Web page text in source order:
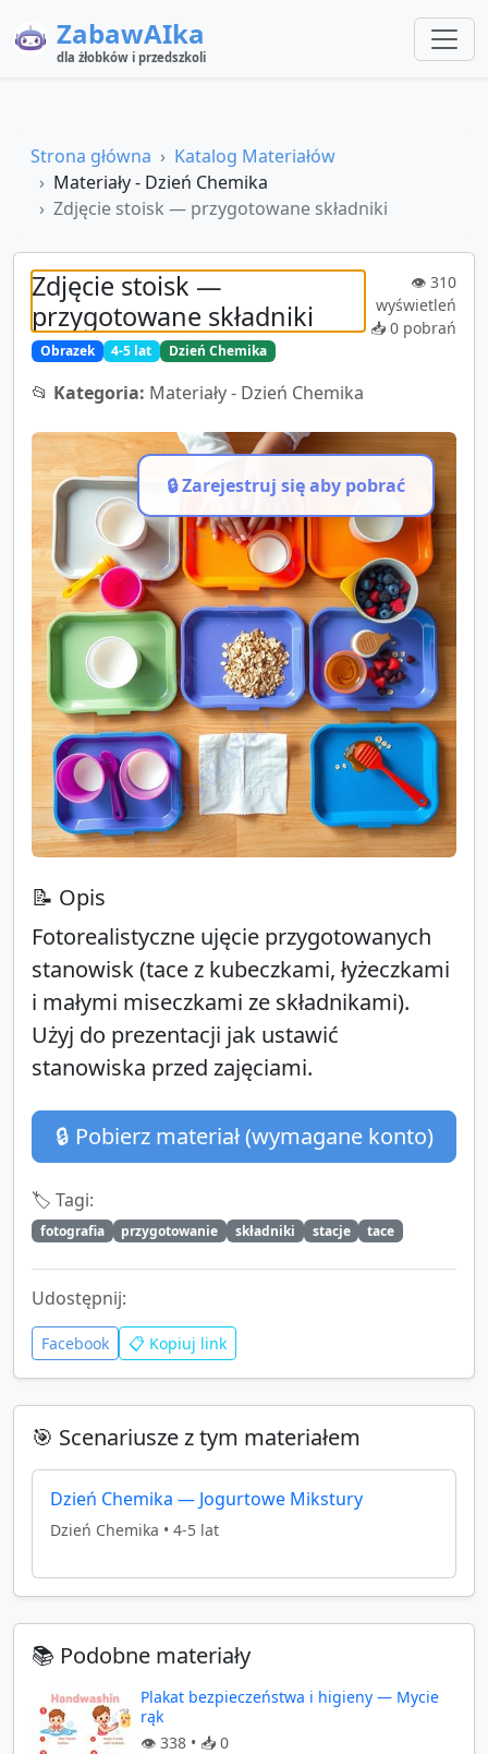
ZabawAIka
dla żłobków i przedszkoli
Strona główna
Katalog Materiałów
Materiały - Dzień Chemika
Zdjęcie stoisk — przygotowane składniki
Zdjęcie stoisk —
przygotowane składniki
Obrazek 4-5 lat Dzień Chemika
👁️ 310
wyświetleń
📥 0 pobrań
📂 Kategoria: Materiały - Dzień Chemika
ZABAWAIKA.PL
ZABAWAIKA.PL
ZABAWAIKA.PL
🔒 Zarejestruj się aby pobrać
📝 Opis
Fotorealistyczne ujęcie przygotowanych
stanowisk (tace z kubeczkami, łyżeczkami
i małymi miseczkami ze składnikami).
Użyj do prezentacji jak ustawić
stanowiska przed zajęciami.
🔒 Pobierz materiał (wymagane konto)
🏷️ Tagi:
fotografia przygotowanie składniki stacje tace
Udostępnij:
Facebook 📋 Kopiuj link
🎯 Scenariusze z tym materiałem
Dzień Chemika — Jogurtowe Mikstury
Dzień Chemika • 4-5 lat
📚 Podobne materiały
Plakat bezpieczeństwa i higieny — Mycie
rąk
👁️ 338 • 📥 0